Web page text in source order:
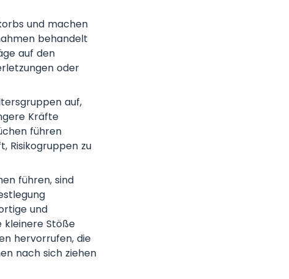
und machen
behandelt
auf den
oder
auf,
Kräfte
führen
Risikogruppen zu
führen, sind
und
kleinere Stöße
hervorrufen, die
nach sich ziehen